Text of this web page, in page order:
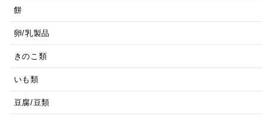
餅
卵/乳製品
きのこ類
いも類
豆腐/豆類